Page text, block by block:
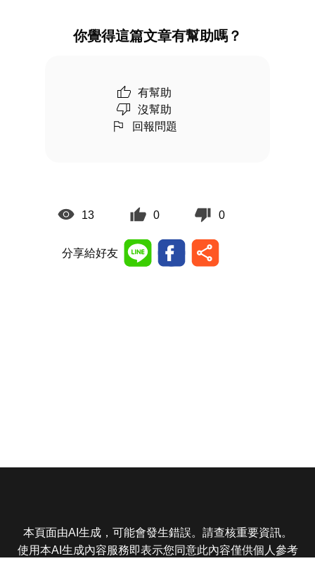
你覺得這篇文章有幫助嗎？
有幫助
沒幫助
回報問題
13 0 0
分享給好友
本頁面由AI生成，可能會發生錯誤。請查核重要資訊。
使用本AI生成內容服務即表示您同意此內容僅供個人參考